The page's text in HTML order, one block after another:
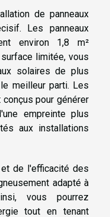
de panneaux
Les panneaux
environ 1,8 m²
limitée, vous
solaires de plus
meilleur parti. Les
pour générer
empreinte plus
aux installations
de l'efficacité des
adapté à
vous pourrez
tout en tenant